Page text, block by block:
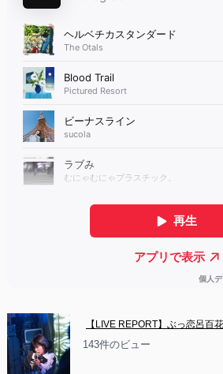
【LIVE REPORT】ぶっ恋呂百
143件のビュー